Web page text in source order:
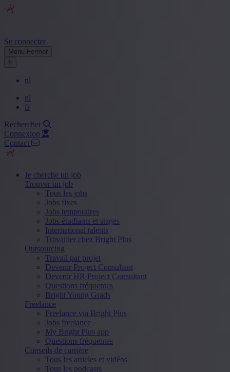
Se connecter
Menu Fermer
fr
nl
nl
fr
Rechercher
Connexion
Contact
Je cherche un job
Trouver un job
Tous les jobs
Jobs fixes
Jobs temporaires
Jobs étudiants et stages
International talents
Travailler chez Bright Plus
Outsourcing
Travail par projet
Devenir Project Consultant
Devenir HR Project Consultant
Questions fréquentes
Bright Young Grads
Freelance
Freelance via Bright Plus
Jobs freelance
My Bright Plus app
Questions fréquentes
Conseils de carrière
Tous les articles et vidéos
Tous les podcasts